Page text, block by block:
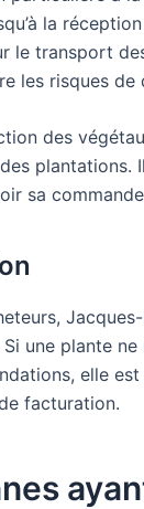
la
le transport
les risques de
des
sa
une plante
elle
facturation.